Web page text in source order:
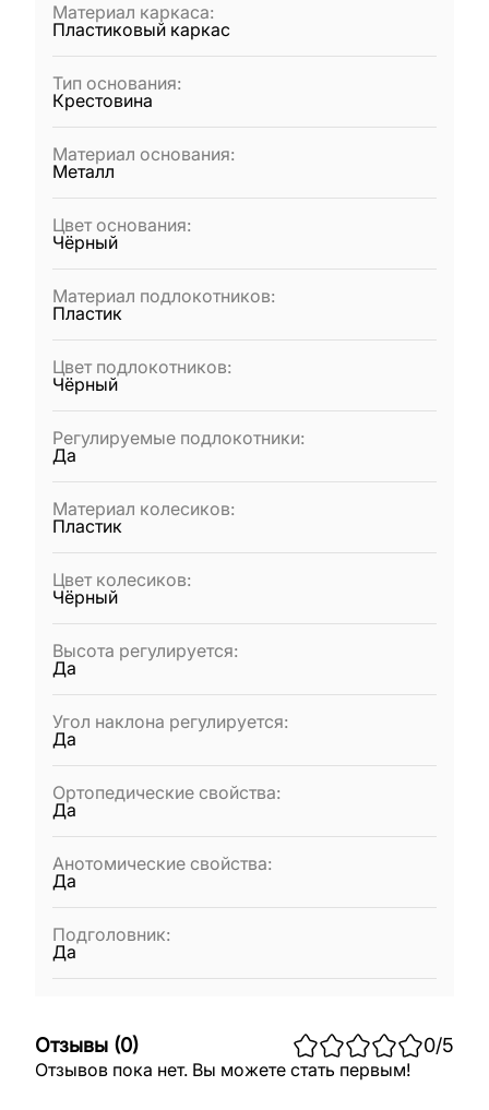
Материал каркаса:
Пластиковый каркас
Тип основания:
Крестовина
Материал основания:
Металл
Цвет основания:
Чёрный
Материал подлокотников:
Пластик
Цвет подлокотников:
Чёрный
Регулируемые подлокотники:
Да
Материал колесиков:
Пластик
Цвет колесиков:
Чёрный
Высота регулируется:
Да
Угол наклона регулируется:
Да
Ортопедические свойства:
Да
Анотомические свойства:
Да
Подголовник:
Да
Отзывы (0) 0/5
Отзывов пока нет. Вы можете стать первым!